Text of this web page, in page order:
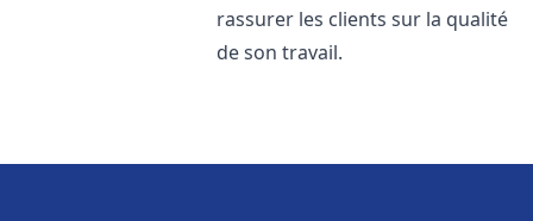
rassurer les clients sur la qualité
de son travail.